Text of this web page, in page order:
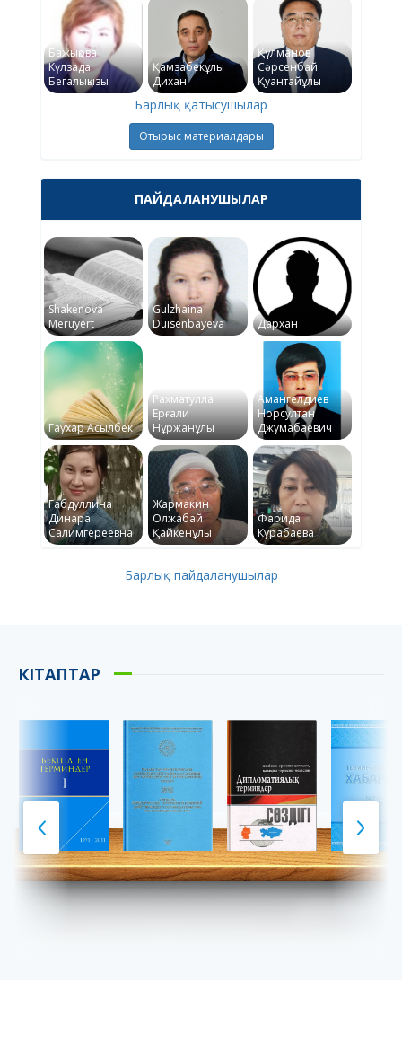
Бажықова
Күлзада
Бегалықызы
Қамзабекұлы
Дихан
Құлманов
Сәрсенбай
Қуантайұлы
Барлық қатысушылар
Отырыс материалдары
ПАЙДАЛАНУШЫЛАР
Shakenova
Meruyert
Gulzhaina
Duisenbayeva
Дархан
Гаухар Асылбек
Рахматулла
Ерғали
Нұржанұлы
Амангелдиев
Норсултан
Джумабаевич
Габдуллина
Динара
Салимгереевна
Жармакин
Олжабай
Қайкенұлы
Фарида
Курабаева
Барлық пайдаланушылар
КІТАПТАР